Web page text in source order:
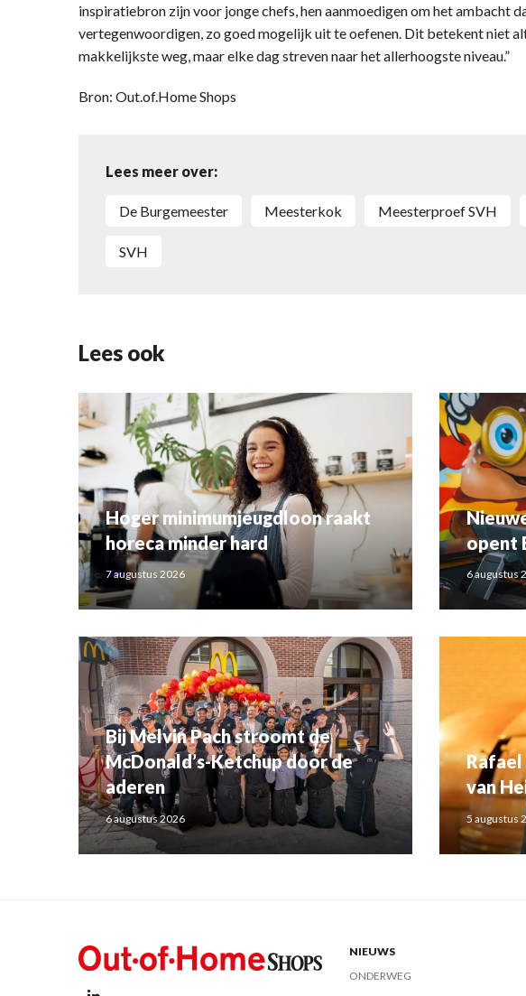
inspiratiebron zijn voor jonge chefs, hen aanmoedigen om het ambacht
vertegenwoordigen, zo goed mogelijk uit te oefenen. Dit betekent niet
makkelijkste weg, maar elke dag streven naar het allerhoogste niveau.”
Bron: Out.of.Home Shops
Lees meer over:
De Burgemeester Meesterkok Meesterproef SVH
SVH
Lees ook
Hoger minimumjeugdloon raakt
horeca minder hard
7 augustus 2026
opent
6 augustus
Bij Melvin Pach stroomt de
McDonald’s-Ketchup door de
aderen
6 augustus 2026
Rafael
van
5 augustus
NIEUWS
ONDERWEG